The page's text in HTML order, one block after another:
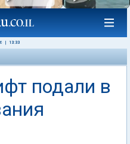
13:33
подали в